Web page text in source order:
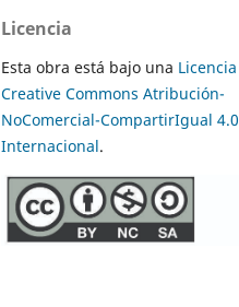
Licencia
Esta obra está bajo una Licencia
Creative Commons Atribución-
NoComercial-CompartirIgual 4.0
Internacional.